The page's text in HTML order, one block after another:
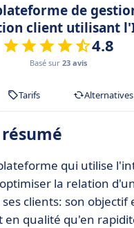
de
client utilisant
4.8
Basé sur 23 avis
Tarifs Alternatives
qui utilise
la relation
clients: son objectif
en qualité qu'en